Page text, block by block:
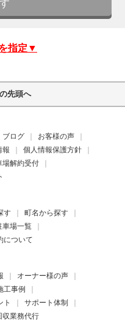
指定▼
先頭へ
ブログ
お客様の声
報
個人情報保護方針
場解約受付
す
町名から探す
車場一覧
について
オーナー様の声
工事例
ト
サポート体制
収業務代行